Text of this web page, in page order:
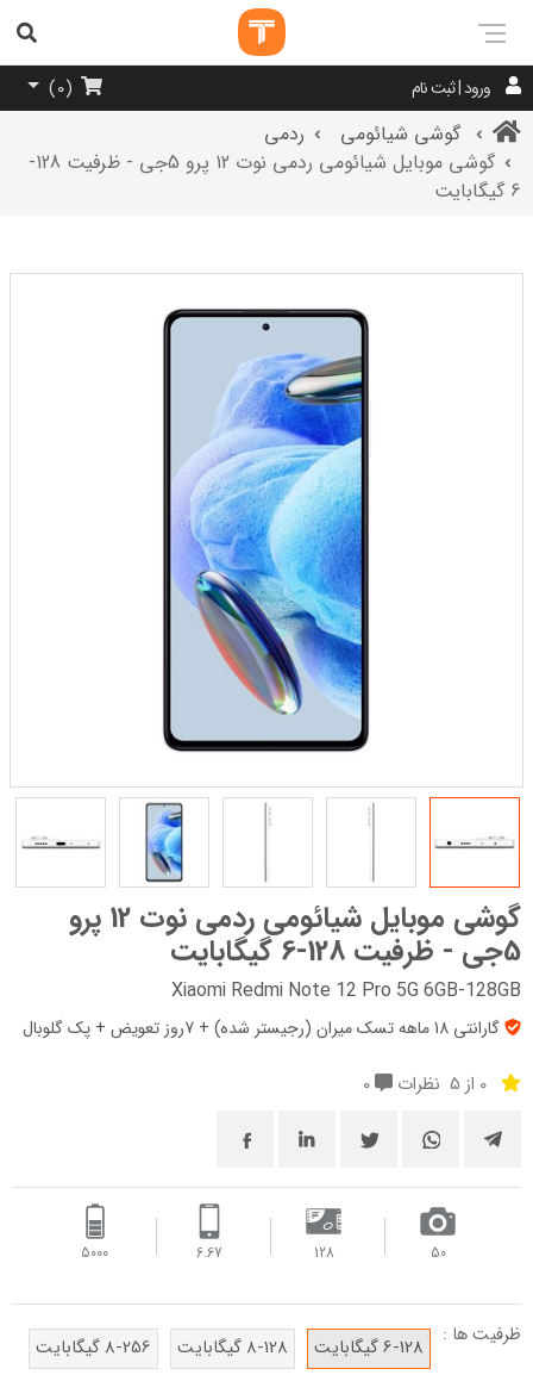
ورود | ثبت نام (
0
)
گوشی شیائومی
ردمی
گوشی موبایل شیائومی ردمی نوت 12 پرو 5جی - ظرفیت 128-
6 گیگابایت
گوشی موبایل شیائومی ردمی نوت 12 پرو
5جی - ظرفیت 128-6 گیگابایت
Xiaomi Redmi Note 12 Pro 5G 6GB-128GB
گارانتی 18 ماهه تسک میران (رجیستر شده) + 7روز تعویض + پک‌ گلوبال
0 از 5 نظرات
50
128
6.67
5000
ظرفیت ها : 6-128 گیگابایت 8-128 گیگابایت 8-256 گیگابایت